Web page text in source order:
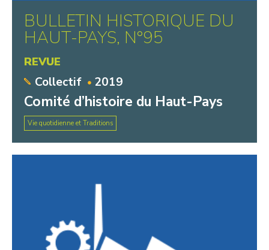
BULLETIN HISTORIQUE DU
HAUT-PAYS, N°95
REVUE
Collectif 2019
Comité d’histoire du Haut-Pays
Vie quotidienne et Traditions